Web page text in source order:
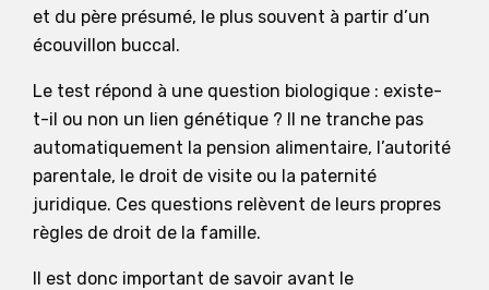
et du père présumé, le plus souvent à partir d’un
écouvillon buccal.
Le test répond à une question biologique : existe-
t-il ou non un lien génétique ? Il ne tranche pas
automatiquement la pension alimentaire, l’autorité
parentale, le droit de visite ou la paternité
juridique. Ces questions relèvent de leurs propres
règles de droit de la famille.
Il est donc important de savoir avant le